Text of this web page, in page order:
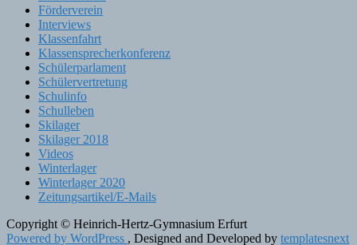
Förderverein
Interviews
Klassenfahrt
Klassensprecherkonferenz
Schülerparlament
Schülervertretung
Schulinfo
Schulleben
Skilager
Skilager 2018
Videos
Winterlager
Winterlager 2020
Zeitungsartikel/E-Mails
Copyright © Heinrich-Hertz-Gymnasium Erfurt
Powered by WordPress , Designed and Developed by templatesnext